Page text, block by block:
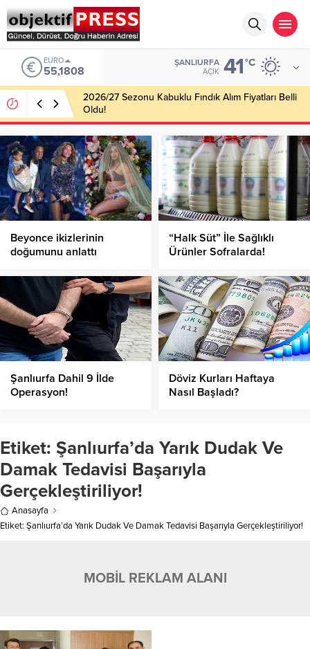
EURO
55,1808
ŞANLIURFA
AÇIK 41°C
2026/27 Sezonu Kabuklu Fındık Alım Fiyatları Belli
Oldu!
Beyonce ikizlerinin
doğumunu anlattı
“Halk Süt” İle Sağlıklı
Ürünler Sofralarda!
Şanlıurfa Dahil 9 İlde
Operasyon!
Döviz Kurları Haftaya
Nasıl Başladı?
Etiket: Şanlıurfa’da Yarık Dudak Ve
Damak Tedavisi Başarıyla
Gerçekleştiriliyor!
Anasayfa
Etiket: Şanlıurfa’da Yarık Dudak Ve Damak Tedavisi Başarıyla Gerçekleştiriliyor!
MOBİL REKLAM ALANI